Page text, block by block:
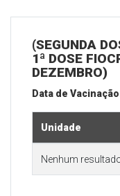
(SEGUNDA
1ª DOSE
DEZEMBRO)
Data de
Unidade
Nenhum